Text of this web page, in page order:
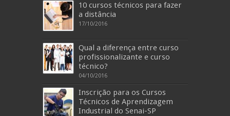
10 cursos técnicos para fazer
a distância
17/10/2016
Qual a diferença entre curso
profissionalizante e curso
técnico?
04/10/2016
Inscrição para os Cursos
Técnicos de Aprendizagem
Industrial do Senai-SP